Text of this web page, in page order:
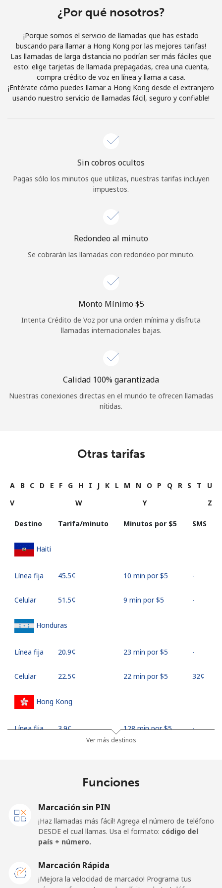
Iniciar Sesión
o
Continuar con
¿Por qué nosotros?
¡Porque somos el servicio de llamadas que has estado
buscando para llamar a Hong Kong por las mejores tarifas!
Las llamadas de larga distancia no podrían ser más fáciles que
esto: elige tarjetas de llamada prepagadas, crea una cuenta,
compra crédito de voz en línea y llama a casa.
¡Entérate cómo puedes llamar a Hong Kong desde el extranjero
usando nuestro servicio de llamadas fácil, seguro y confiable!
Sin cobros ocultos
Pagas sólo los minutos que utilizas, nuestras tarifas incluyen
impuestos.
Redondeo al minuto
Se cobrarán las llamadas con redondeo por minuto.
Monto Mínimo ⁦$5⁩
Intenta Crédito de Voz por una orden mínima y disfruta
llamadas internacionales bajas.
Calidad 100% garantizada
Nuestras conexiones directas en el mundo te ofrecen llamadas
nítidas.
Otras tarifas
A B C D E F G H I J K L M N O P Q R S T
U
V
W Y Z
Destino Tarifa/minuto Minutos por ⁦$5⁩ SMS
Haiti
Línea fija ⁦45.5¢⁩ 10 min por ⁦$5⁩ -
Celular ⁦51.5¢⁩ 9 min por ⁦$5⁩ -
Honduras
Línea fija ⁦20.9¢⁩ 23 min por ⁦$5⁩ -
Celular ⁦22.5¢⁩ 22 min por ⁦$5⁩ ⁦32¢⁩
Hong Kong
Línea fija ⁦3.9¢⁩ 128 min por ⁦$5⁩ -
Línea fija ⁦1.7¢⁩
⁦2¢⁩ 250 min por ⁦$5⁩ ⁦8¢⁩
Ver más destinos
Funciones
Marcación sin PIN
¡Haz llamadas más fácil! Agrega el número de teléfono
DESDE el cual llamas. Usa el formato: código del
país + número.
Marcación Rápida
¡Mejora la velocidad de marcado! Programa tus